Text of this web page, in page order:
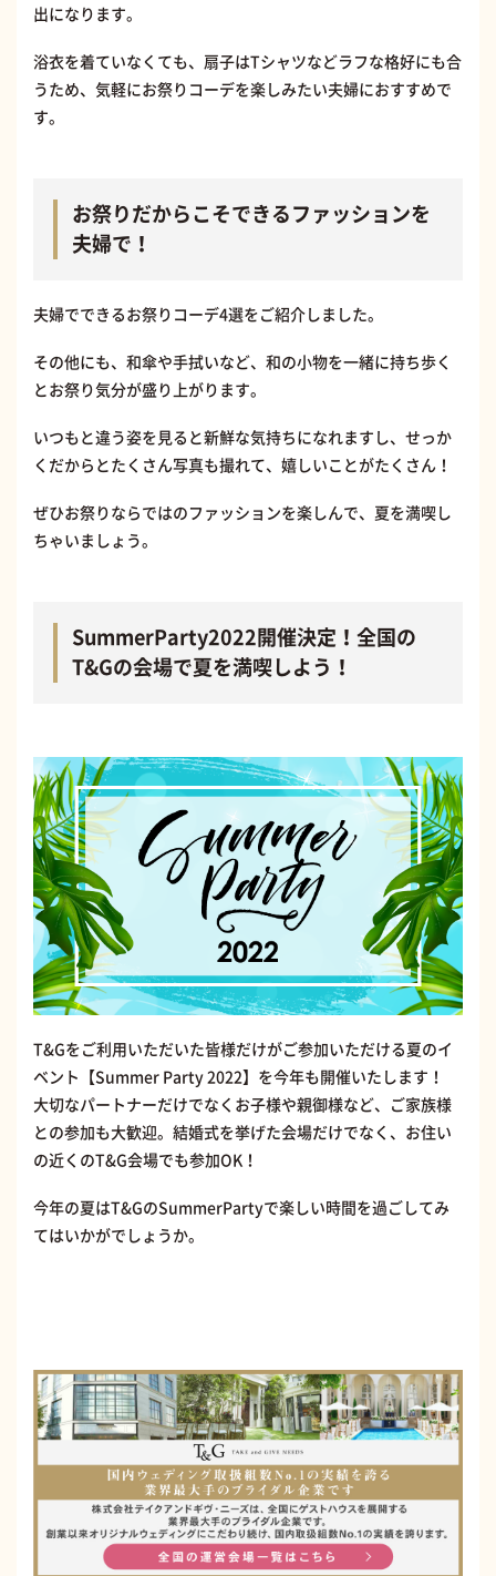
出になります。
浴衣を着ていなくても、扇子はTシャツなどラフな格好にも合
うため、気軽にお祭りコーデを楽しみたい夫婦におすすめで
す。
お祭りだからこそできるファッションを
夫婦で！
夫婦でできるお祭りコーデ4選をご紹介しました。
その他にも、和傘や手拭いなど、和の小物を一緒に持ち歩く
とお祭り気分が盛り上がります。
いつもと違う姿を見ると新鮮な気持ちになれますし、せっか
くだからとたくさん写真も撮れて、嬉しいことがたくさん！
ぜひお祭りならではのファッションを楽しんで、夏を満喫し
ちゃいましょう。
SummerParty2022開催決定！全国の
T&Gの会場で夏を満喫しよう！
T&Gをご利用いただいた皆様だけがご参加いただける夏のイ
ベント【Summer Party 2022】を今年も開催いたします！
大切なパートナーだけでなくお子様や親御様など、ご家族様
との参加も大歓迎。結婚式を挙げた会場だけでなく、お住い
の近くのT&G会場でも参加OK！
今年の夏はT&GのSummerPartyで楽しい時間を過ごしてみ
てはいかがでしょうか。